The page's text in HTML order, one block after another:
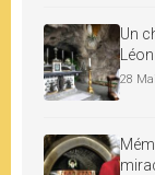
Un
28